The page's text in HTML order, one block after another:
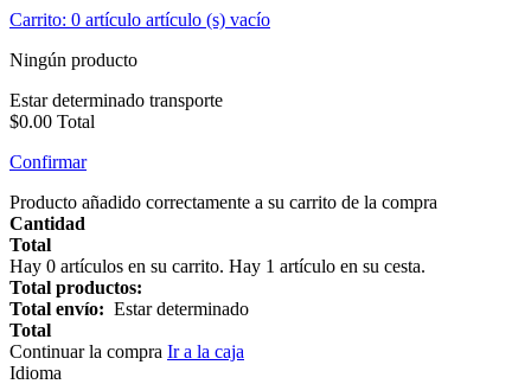
Carrito: 0 artículo artículo (s) vacío
Ningún producto
Estar determinado transporte
$0.00 Total
Confirmar
Producto añadido correctamente a su carrito de la compra
Cantidad
Total
Hay 0 artículos en su carrito. Hay 1 artículo en su cesta.
Total productos:
Total envío: Estar determinado
Total
Continuar la compra Ir a la caja
Idioma